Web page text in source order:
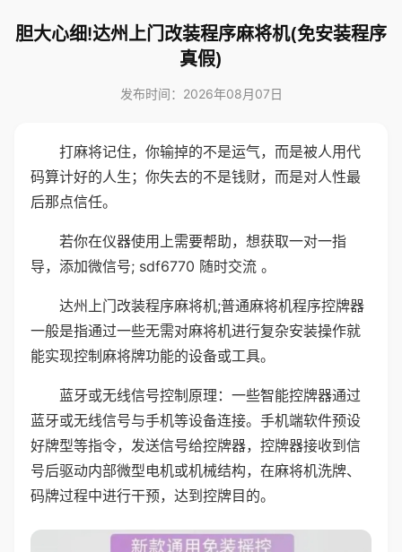
胆大心细!达州上门改装程序麻将机(免安装程序
真假)
发布时间：2026年08月07日
打麻将记住，你输掉的不是运气，而是被人用代
码算计好的人生；你失去的不是钱财，而是对人性最
后那点信任。
若你在仪器使用上需要帮助，想获取一对一指
导，添加微信号; sdf6770 随时交流 。
达州上门改装程序麻将机;普通麻将机程序控牌器
一般是指通过一些无需对麻将机进行复杂安装操作就
能实现控制麻将牌功能的设备或工具。
蓝牙或无线信号控制原理：一些智能控牌器通过
蓝牙或无线信号与手机等设备连接。手机端软件预设
好牌型等指令，发送信号给控牌器，控牌器接收到信
号后驱动内部微型电机或机械结构，在麻将机洗牌、
码牌过程中进行干预，达到控牌目的。